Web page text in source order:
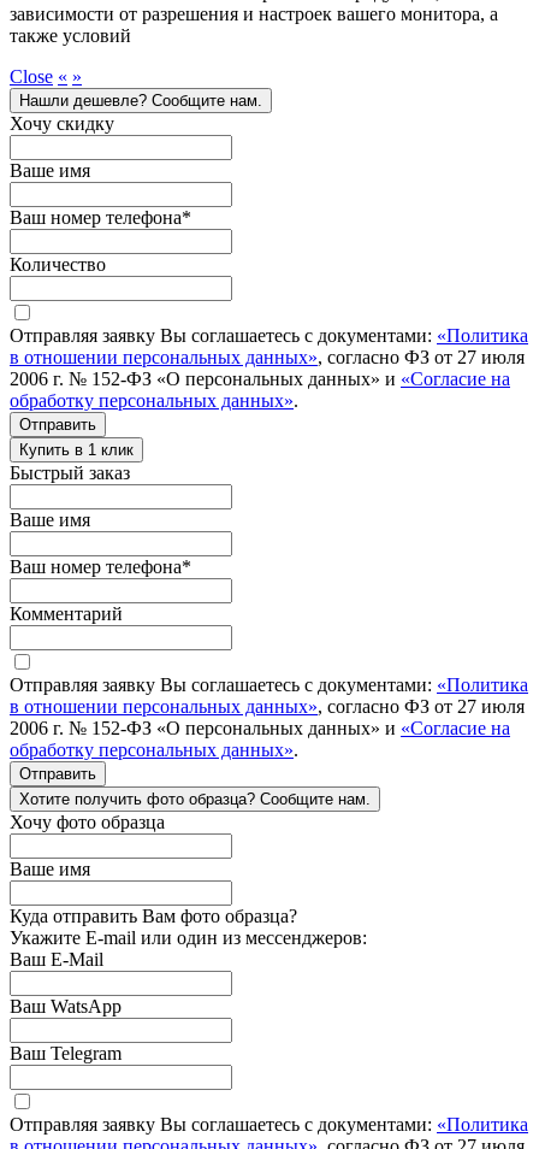
зависимости от разрешения и настроек вашего монитора, а
также условий
Close « »
Нашли дешевле? Сообщите нам.
Хочу скидку
Ваше имя
Ваш номер телефона*
Количество
Отправляя заявку Вы соглашаетесь с документами: «Политика
в отношении персональных данных», согласно ФЗ от 27 июля
2006 г. № 152-ФЗ «О персональных данных» и «Согласие на
обработку персональных данных».
Отправить
Купить в 1 клик
Быстрый заказ
Ваше имя
Ваш номер телефона*
Комментарий
Отправляя заявку Вы соглашаетесь с документами: «Политика
в отношении персональных данных», согласно ФЗ от 27 июля
2006 г. № 152-ФЗ «О персональных данных» и «Согласие на
обработку персональных данных».
Отправить
Хотите получить фото образца? Сообщите нам.
Хочу фото образца
Ваше имя
Куда отправить Вам фото образца?
Укажите E-mail или один из мессенджеров:
Ваш E-Mail
Ваш WatsApp
Ваш Telegram
Отправляя заявку Вы соглашаетесь с документами: «Политика